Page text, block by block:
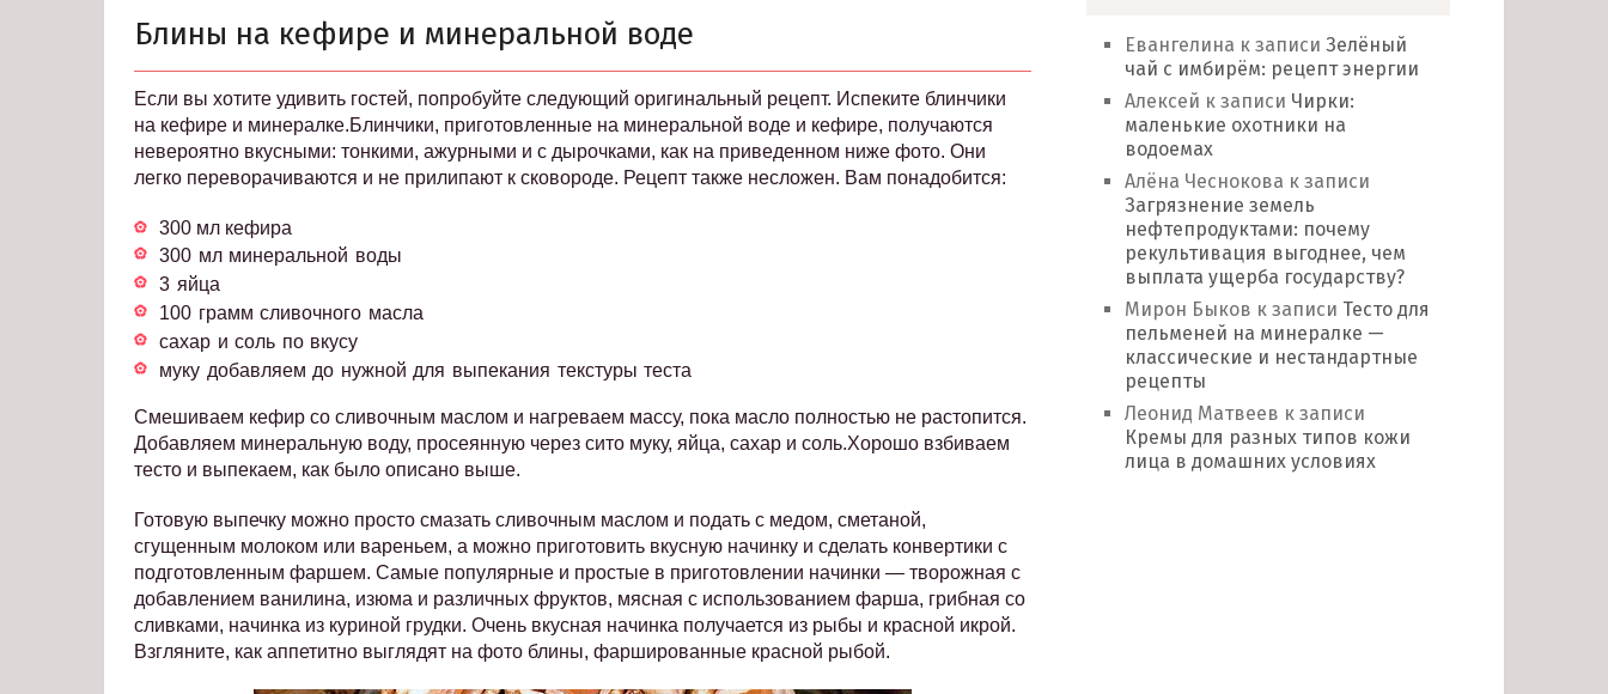
Блины на кефире и минеральной воде
Если вы хотите удивить гостей, попробуйте следующий оригинальный рецепт. Испеките блинчики
на кефире и минералке.Блинчики, приготовленные на минеральной воде и кефире, получаются
невероятно вкусными: тонкими, ажурными и с дырочками, как на приведенном ниже фото. Они
легко переворачиваются и не прилипают к сковороде. Рецепт также несложен. Вам понадобится:
300 мл кефира
300 мл минеральной воды
3 яйца
100 грамм сливочного масла
сахар и соль по вкусу
муку добавляем до нужной для выпекания текстуры теста
Смешиваем кефир со сливочным маслом и нагреваем массу, пока масло полностью не растопится.
Добавляем минеральную воду, просеянную через сито муку, яйца, сахар и соль.Хорошо взбиваем
тесто и выпекаем, как было описано выше.
Готовую выпечку можно просто смазать сливочным маслом и подать с медом, сметаной,
сгущенным молоком или вареньем, а можно приготовить вкусную начинку и сделать конвертики с
подготовленным фаршем. Самые популярные и простые в приготовлении начинки — творожная с
добавлением ванилина, изюма и различных фруктов, мясная с использованием фарша, грибная со
сливками, начинка из куриной грудки. Очень вкусная начинка получается из рыбы и красной икрой.
Взгляните, как аппетитно выглядят на фото блины, фаршированные красной рыбой.
Евангелина к записиЗелёный
чай с имбирём: рецепт энергии
Алексей к записи Чирки:
маленькие охотники на
водоемах
Алёна Чеснокова к записи
Загрязнение земель
нефтепродуктами: почему
рекультивация выгоднее, чем
выплата ущерба государству?
Мирон Быков к записи Тесто для
пельменей на минералке —
классические и нестандартные
рецепты
Леонид Матвеев к записи
Кремы для разных типов кожи
лица в домашних условиях